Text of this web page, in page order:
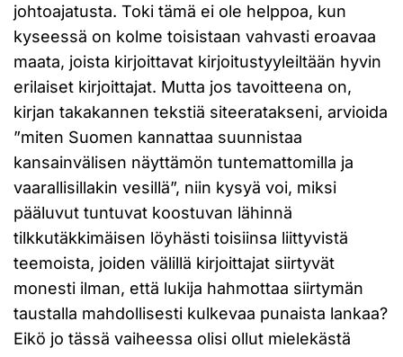
johtoajatusta. Toki tämä ei ole helppoa, kun
kyseessä on kolme toisistaan vahvasti eroavaa
maata, joista kirjoittavat kirjoitustyyleiltään hyvin
erilaiset kirjoittajat. Mutta jos tavoitteena on,
kirjan takakannen tekstiä siteeratakseni, arvioida
”miten Suomen kannattaa suunnistaa
kansainvälisen näyttämön tuntemattomilla ja
vaarallisillakin vesillä”, niin kysyä voi, miksi
pääluvut tuntuvat koostuvan lähinnä
tilkkutäkkimäisen löyhästi toisiinsa liittyvistä
teemoista, joiden välillä kirjoittajat siirtyvät
monesti ilman, että lukija hahmottaa siirtymän
taustalla mahdollisesti kulkevaa punaista lankaa?
Eikö jo tässä vaiheessa olisi ollut mielekästä